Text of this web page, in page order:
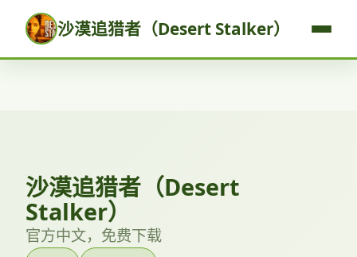
沙漠追猎者（Desert Stalker）
沙漠追猎者（Desert
Stalker）
官方中文，免费下载